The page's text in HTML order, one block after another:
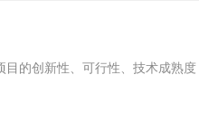
的创新性、可行性、技术成熟度